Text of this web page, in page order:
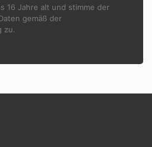
16 Jahre alt und stimme der
gemäß der
zu.